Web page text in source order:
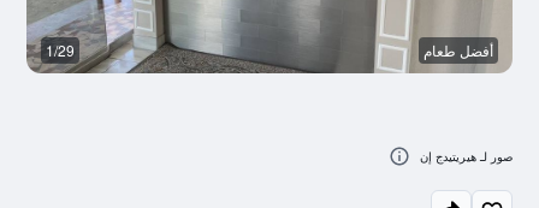
أفضل طعام 1/29
صور لـ هيريتيدج إن